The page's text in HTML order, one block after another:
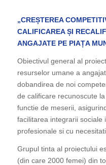
„CREȘTEREA
CALIFICAREA ȘI
ANGAJATE PE PIAȚA
Obiectivul general al
resurselor umane a
dobandirea de noi
de calificare recunoscute
functie de meserii,
facilitarea integrarii sociale
profesionale si cu
Grupul tinta al proiectului
(din care 2000 femei) din